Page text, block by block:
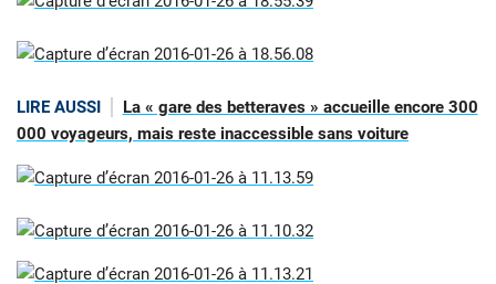
LIRE AUSSI
La « gare des betteraves » accueille encore 300
000 voyageurs, mais reste inaccessible sans voiture